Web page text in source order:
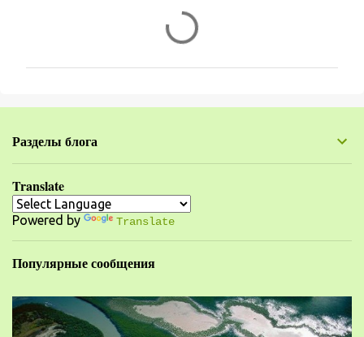
е
т
р
и
и
Разделы блога
Translate
Powered by Translate
Популярные сообщения